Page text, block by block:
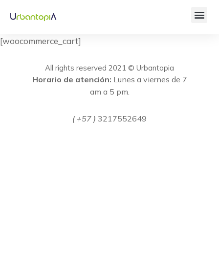
[woocommerce_cart]
All rights reserved 2021 © Urbantopia
Horario de atención: Lunes a viernes de 7
am a 5 pm.
( +57 ) 3217552649